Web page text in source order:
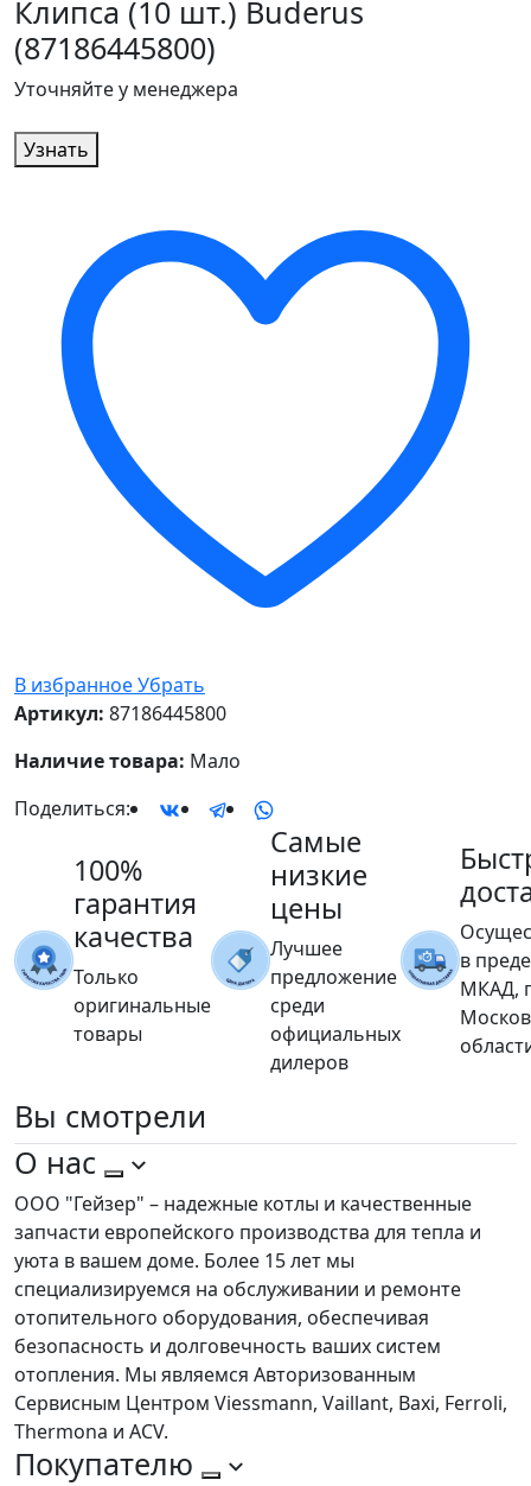
Клипса (10 шт.) Buderus
(87186445800)
Уточняйте у менеджера
Узнать
В избранноеУбрать
Артикул: 87186445800
Наличие товара: Мало
Поделиться:
100%
гарантия
качества
Только
оригинальные
товары
Самые
низкие
цены
Лучшее
предложение
среди
официальных
дилеров
в
МКАД,
Вы смотрели
О нас
ООО "Гейзер" – надежные котлы и качественные
запчасти европейского производства для тепла и
уюта в вашем доме. Более 15 лет мы
специализируемся на обслуживании и ремонте
отопительного оборудования, обеспечивая
безопасность и долговечность ваших систем
отопления. Мы являемся Авторизованным
Сервисным Центром Viessmann, Vaillant, Baxi, Ferroli,
Thermona и ACV.
Покупателю